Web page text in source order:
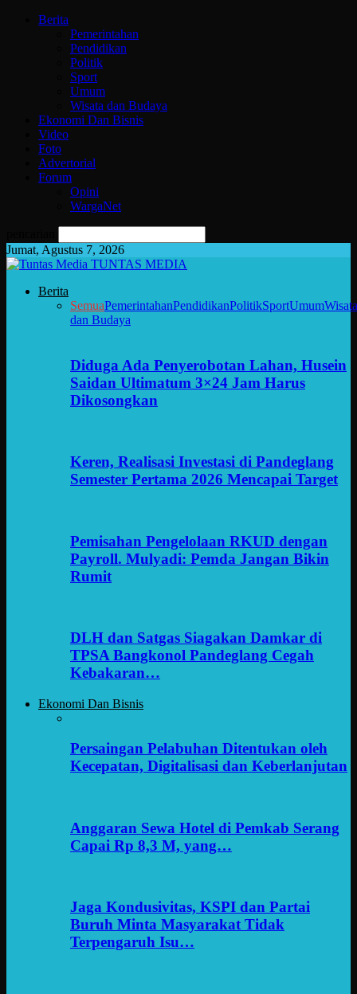
Berita
Pemerintahan
Pendidikan
Politik
Sport
Umum
Wisata dan Budaya
Ekonomi Dan Bisnis
Video
Foto
Advertorial
Forum
Opini
WargaNet
Jumat, Agustus 7, 2026
TUNTAS MEDIA
Berita
SemuaPemerintahanPendidikanPolitikSportUmumWisata
dan Budaya
Diduga Ada Penyerobotan Lahan, Husein
Saidan Ultimatum 3×24 Jam Harus
Dikosongkan
Keren, Realisasi Investasi di Pandeglang
Semester Pertama 2026 Mencapai Target
Pemisahan Pengelolaan RKUD dengan
Payroll. Mulyadi: Pemda Jangan Bikin
Rumit
DLH dan Satgas Siagakan Damkar di
TPSA Bangkonol Pandeglang Cegah
Kebakaran…
Ekonomi Dan Bisnis
Persaingan Pelabuhan Ditentukan oleh
Kecepatan, Digitalisasi dan Keberlanjutan
Anggaran Sewa Hotel di Pemkab Serang
Capai Rp 8,3 M, yang…
Jaga Kondusivitas, KSPI dan Partai
Buruh Minta Masyarakat Tidak
Terpengaruh Isu…